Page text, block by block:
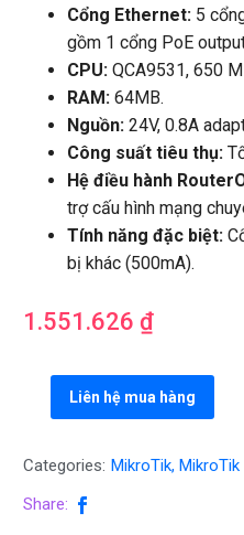
Cổng Ethernet: 5
gồm 1 cổng PoE
CPU: QCA9531, 650
RAM: 64MB.
Nguồn: 24V, 0.8A
Công suất tiêu thụ:
Hệ điều hành
trợ cấu hình mạng
Tính năng đặc biệt:
bị khác (500mA).
1.551.626 ₫
Liên hệ mua hàng
Categories: MikroTik, MikroTik
Share: